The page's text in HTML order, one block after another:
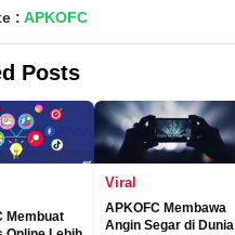
: APKOFC
Posts
Membuat
Viral
APKOFC Membawa
Angin Segar di Dunia